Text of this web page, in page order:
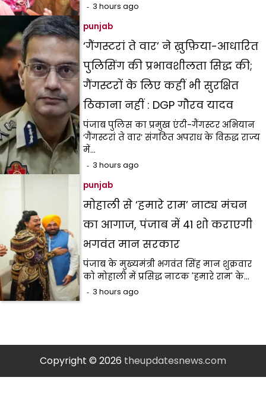
3 hours ago
punjab
‘गैंगस्टरां ते वार’ ने ख़ुफ़िया-आधारित
पुलिसिंग की प्रभावशीलता सिद्ध की;
गैंगस्टरों के लिए कहीं भी सुरक्षित
ठिकाना नहीं : DGP गौरव यादव
पंजाब पुलिस का प्रमुख एंटी-गैंगस्टर अभियान
‘गैंगस्टरां ते वार’ संगठित अपराध के विरुद्ध राज्य
में…
3 hours ago
punjab
मोहाली से ‘हमारे राम’ नाट्य मंचन
का आगाज, पंजाब में 41 शो कराएगी
भगवंत मान सरकार
पंजाब के मुख्यमंत्री भगवंत सिंह मान शुक्रवार
को मोहाली में प्रसिद्ध नाटक 'हमारे राम' के…
3 hours ago
Copyright © 2026 theupdatesnews.com